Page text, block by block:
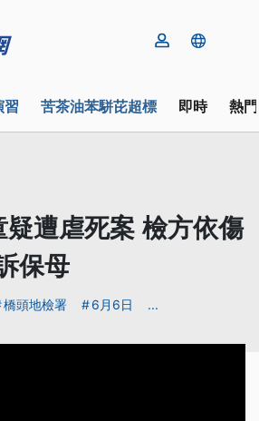
習 苦茶油苯駢芘超標 即時 熱
疑遭虐死案 檢方依傷
保母
橋頭地檢署 6月6日 ...